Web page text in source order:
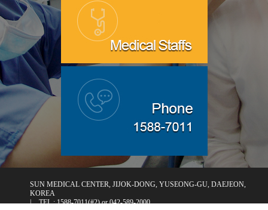
SUN MEDICAL CENTER, JIJOK-DONG, YUSEONG-GU, DAEJEON,
KOREA
|
TEL : 1588-7011(#2) or 042-589-2000